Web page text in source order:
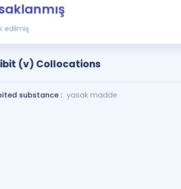
edilmiş
(v) Collocations
substance : yasak madde